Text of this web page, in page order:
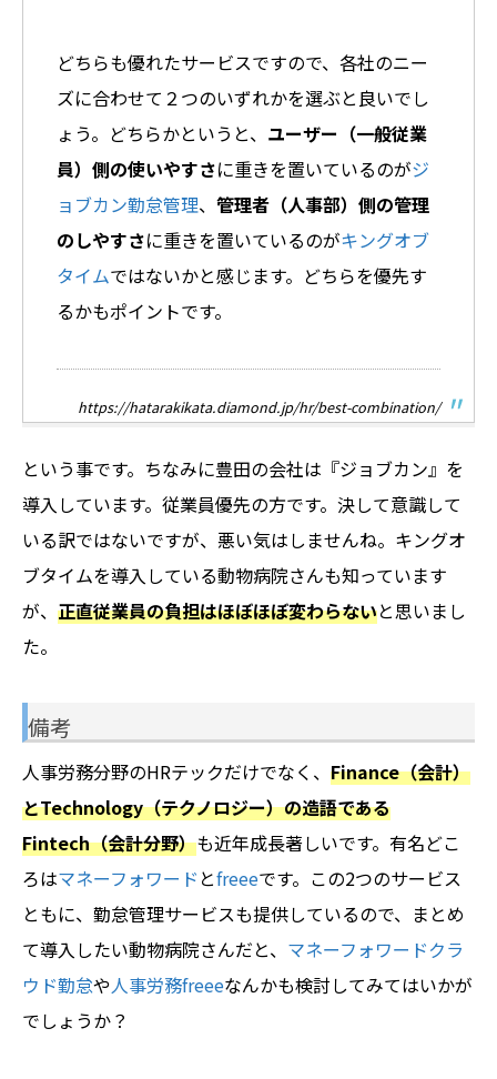
どちらも優れたサービスですので、各社のニー
ズに合わせて２つのいずれかを選ぶと良いでし
ょう。どちらかというと、 ユーザー（一般従業
員）側の使いやすさに重きを置いているのがジ
ョブカン勤怠管理、 管理者（人事部）側の管理
のしやすさに重きを置いているのがキングオブ
タイムではないかと感じます。どちらを優先す
るかもポイントです。
https://hatarakikata.diamond.jp/hr/best-combination/
という事です。ちなみに豊田の会社は『ジョブカン』を
導入しています。従業員優先の方です。決して意識して
いる訳ではないですが、悪い気はしませんね。キングオ
ブタイムを導入している動物病院さんも知っています
が、 正直従業員の負担はほぼほぼ変わらないと思いまし
た。
備考
人事労務分野のHRテックだけでなく、 Finance（会計）
とTechnology（テクノロジー）の造語である
Fintech（会計分野）も近年成長著しいです。有名どこ
ろはマネーフォワード とfreeeです。この2つのサービス
ともに、勤怠管理サービスも提供しているので、まとめ
て導入したい動物病院さんだと、 マネーフォワードクラ
ウド勤怠や人事労務freeeなんかも検討してみてはいかが
でしょうか？